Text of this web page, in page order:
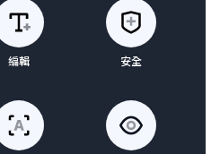
編輯 安全